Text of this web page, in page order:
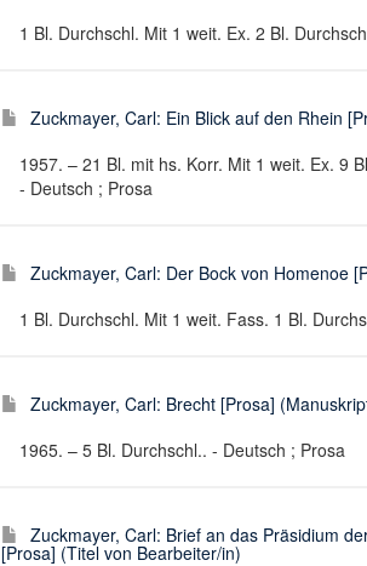
1 Bl. Durchschl. Mit 1 weit. Ex. 2 Bl.
Zuckmayer, Carl: Ein Blick auf den Rhein
1957. – 21 Bl. mit hs. Korr. Mit 1 weit. Ex. 9
- Deutsch ; Prosa
Zuckmayer, Carl: Der Bock von Homenoe
1 Bl. Durchschl. Mit 1 weit. Fass. 1 Bl.
Zuckmayer, Carl: Brecht [Prosa]
1965. – 5 Bl. Durchschl.. - Deutsch ; Prosa
Zuckmayer, Carl: Brief an das Präsidium
[Prosa] (Titel von Bearbeiter/in)